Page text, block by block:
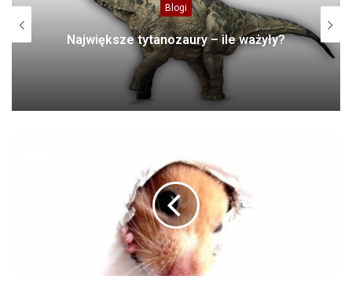
Blogi
Największe tytanozaury – ile ważyły?